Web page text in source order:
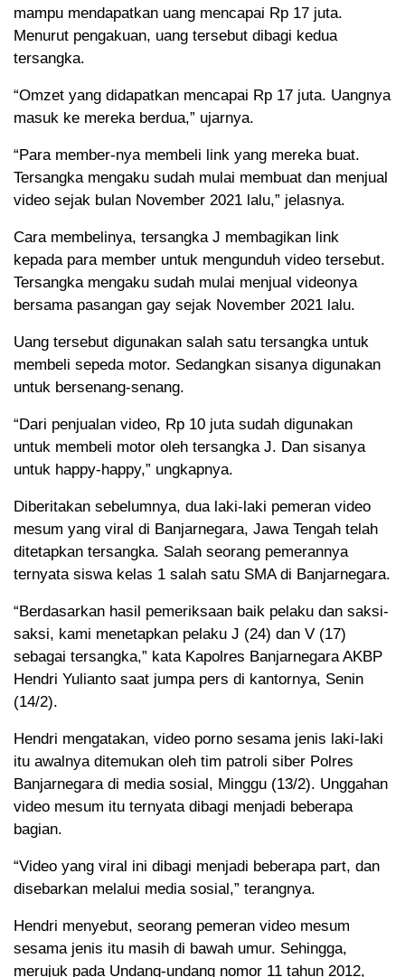
mampu mendapatkan uang mencapai Rp 17 juta.
Menurut pengakuan, uang tersebut dibagi kedua
tersangka.
“Omzet yang didapatkan mencapai Rp 17 juta. Uangnya
masuk ke mereka berdua,” ujarnya.
“Para member-nya membeli link yang mereka buat.
Tersangka mengaku sudah mulai membuat dan menjual
video sejak bulan November 2021 lalu,” jelasnya.
Cara membelinya, tersangka J membagikan link
kepada para member untuk mengunduh video tersebut.
Tersangka mengaku sudah mulai menjual videonya
bersama pasangan gay sejak November 2021 lalu.
Uang tersebut digunakan salah satu tersangka untuk
membeli sepeda motor. Sedangkan sisanya digunakan
untuk bersenang-senang.
“Dari penjualan video, Rp 10 juta sudah digunakan
untuk membeli motor oleh tersangka J. Dan sisanya
untuk happy-happy,” ungkapnya.
Diberitakan sebelumnya, dua laki-laki pemeran video
mesum yang viral di Banjarnegara, Jawa Tengah telah
ditetapkan tersangka. Salah seorang pemerannya
ternyata siswa kelas 1 salah satu SMA di Banjarnegara.
“Berdasarkan hasil pemeriksaan baik pelaku dan saksi-
saksi, kami menetapkan pelaku J (24) dan V (17)
sebagai tersangka,” kata Kapolres Banjarnegara AKBP
Hendri Yulianto saat jumpa pers di kantornya, Senin
(14/2).
Hendri mengatakan, video porno sesama jenis laki-laki
itu awalnya ditemukan oleh tim patroli siber Polres
Banjarnegara di media sosial, Minggu (13/2). Unggahan
video mesum itu ternyata dibagi menjadi beberapa
bagian.
“Video yang viral ini dibagi menjadi beberapa part, dan
disebarkan melalui media sosial,” terangnya.
Hendri menyebut, seorang pemeran video mesum
sesama jenis itu masih di bawah umur. Sehingga,
merujuk pada Undang-undang nomor 11 tahun 2012,